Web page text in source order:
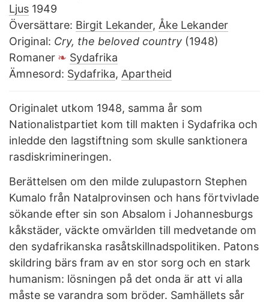
Ljus 1949
Översättare: Birgit Lekander, Åke Lekander
Original: Cry, the beloved country (1948)
Romaner
Sydafrika
Ämnesord: Sydafrika, Apartheid
Originalet utkom 1948, samma år som
Nationalistpartiet kom till makten i Sydafrika och
inledde den lagstiftning som skulle sanktionera
rasdiskrimineringen.
Berättelsen om den milde zulupastorn Stephen
Kumalo från Natalprovinsen och hans förtvivlade
sökande efter sin son Absalom i Johannesburgs
kåkstäder, väckte omvärlden till medvetande om
den sydafrikanska rasåtskillnadspolitiken. Patons
skildring bärs fram av en stor sorg och en stark
humanism: lösningen på det onda är att vi alla
måste se varandra som bröder. Samhällets sår